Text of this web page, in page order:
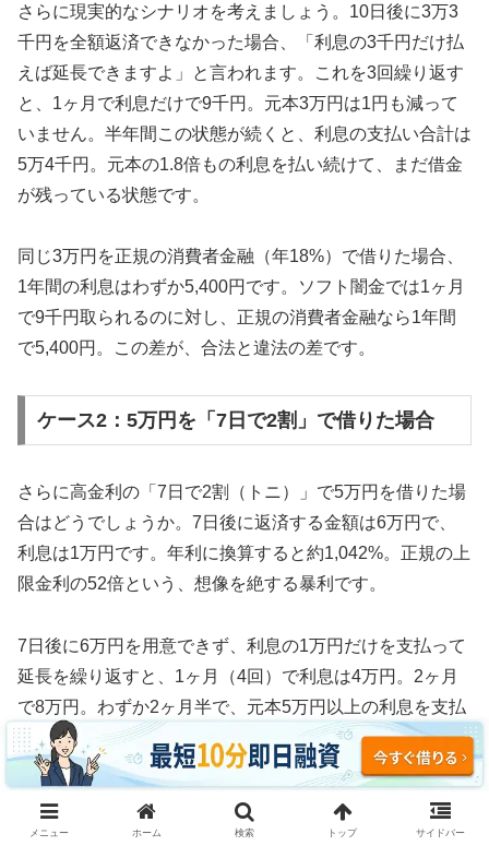
さらに現実的なシナリオを考えましょう。10日後に3万3
千円を全額返済できなかった場合、「利息の3千円だけ払
えば延長できますよ」と言われます。これを3回繰り返す
と、1ヶ月で利息だけで9千円。元本3万円は1円も減って
いません。半年間この状態が続くと、利息の支払い合計は
5万4千円。元本の1.8倍もの利息を払い続けて、まだ借金
が残っている状態です。
同じ3万円を正規の消費者金融（年18%）で借りた場合、
1年間の利息はわずか5,400円です。ソフト闇金では1ヶ月
で9千円取られるのに対し、正規の消費者金融なら1年間
で5,400円。この差が、合法と違法の差です。
ケース2：5万円を「7日で2割」で借りた場合
さらに高金利の「7日で2割（トニ）」で5万円を借りた場
合はどうでしょうか。7日後に返済する金額は6万円で、
利息は1万円です。年利に換算すると約1,042%。正規の上
限金利の52倍という、想像を絶する暴利です。
7日後に6万円を用意できず、利息の1万円だけを支払って
延長を繰り返すと、1ヶ月（4回）で利息は4万円。2ヶ月
で8万円。わずか2ヶ月半で、元本5万円以上の利息を支払
う計算になります。
3ヶ月続けた場合、利息の支払い総額は約12万円。元本5
万円の2.4倍の利息を取られ、それでも借金は減っていま
メニュー ホーム 検索 トップ サイドバー